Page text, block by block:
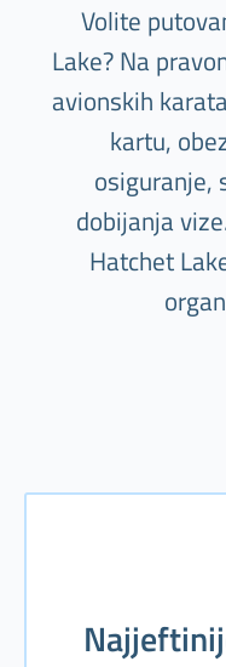
Volite
Lake? Na
avionskih
kartu,
osiguranje,
dobijanja
Hatchet